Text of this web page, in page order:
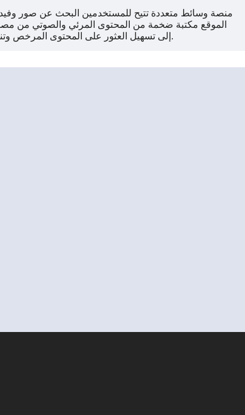
الموقع مكتبة ضخمة من المحتوى المرئي والصوتي من
بحثًا عن أصول وسائط احترافية. بفضل واجهته سهلة الاستخدام وخيارات الدفع الآمنة، يهدف Depositphotos إلى تسهيل العثور على المحتوى المرخص وتنزيله للاستخدام الشخصي أو التجاري.